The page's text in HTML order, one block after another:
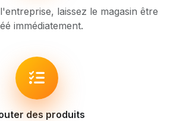
laissez le magasin être
immédiatement.
des produits